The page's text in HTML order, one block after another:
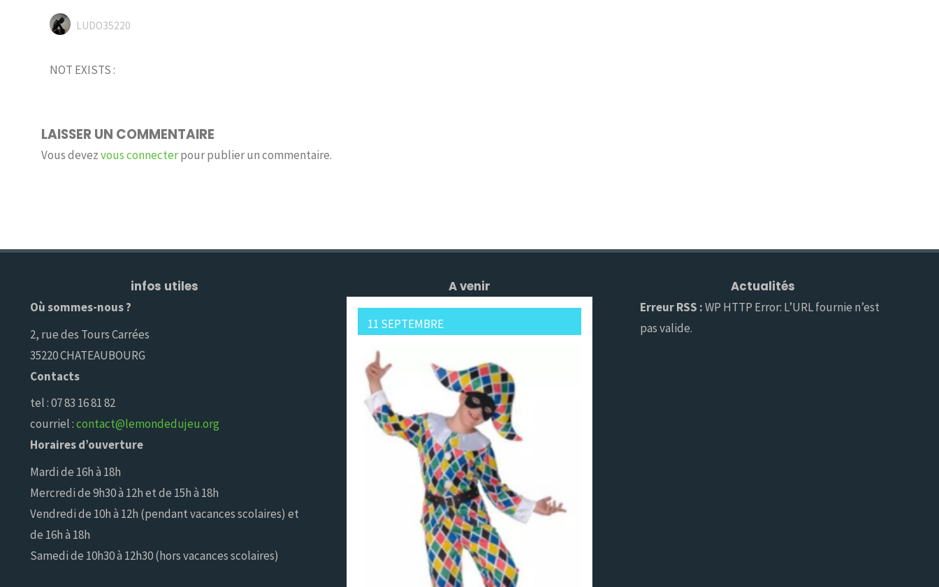
LUDO35220
NOT EXISTS :
LAISSER UN COMMENTAIRE
Vous devezvous connecterpour publier un commentaire.
infos utiles
Où sommes-nous ?
2, rue des Tours Carrées
35220 CHATEAUBOURG
Contacts
tel : 07 83 16 81 82
courriel :contact@lemondedujeu.org
Horaires d’ouverture
Mardi de 16h à 18h
Mercredi de 9h30 à 12h et de 15h à 18h
Vendredi de 10h à 12h (pendant vacances scolaires) et
de 16h à 18h
Samedi de 10h30 à 12h30 (hors vacances scolaires)
A venir
11 SEPTEMBRE
Actualités
Erreur RSS :WP HTTP Error: L’URL fournie n’est
pas valide.